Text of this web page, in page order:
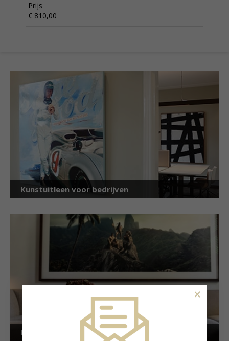
Prijs
€ 810,00
Kunstuitleen voor bedrijven
Kunstuitleen voor particulieren
×